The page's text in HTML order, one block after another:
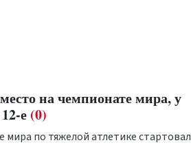
на чемпионате мира, у
е (0)
мира по тяжелой атлетике